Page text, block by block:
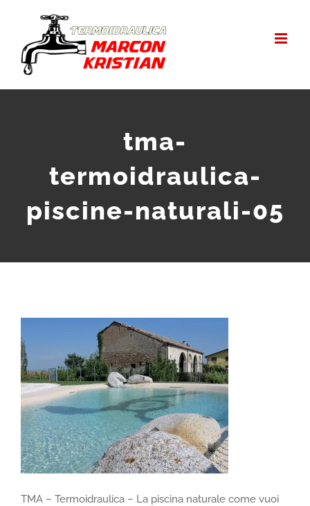
contenuto
tma-
termoidraulica-
piscine-naturali-05
TMA – Termoidraulica – La piscina naturale come vuoi